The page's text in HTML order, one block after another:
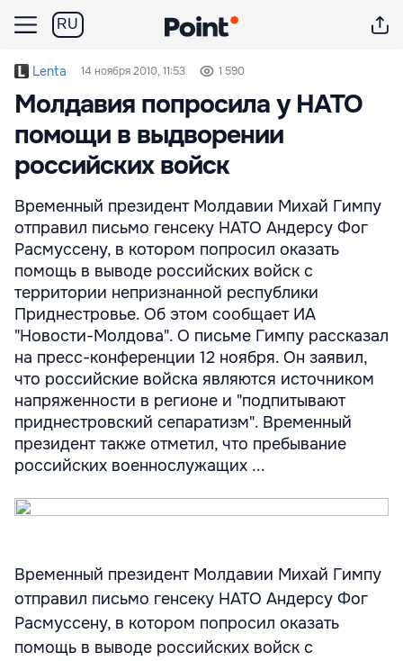
RU
Lenta 14 ноября 2010, 11:53 1 590
Молдавия попросила у НАТО
помощи в выдворении
российских войск
Временный президент Молдавии Михай Гимпу
отправил письмо генсеку НАТО Андерсу Фог
Расмуссену, в котором попросил оказать
помощь в выводе российских войск с
территории непризнанной республики
Приднестровье. Об этом сообщает ИА
"Новости-Молдова". О письме Гимпу рассказал
на пресс-конференции 12 ноября. Он заявил,
что российские войска являются источником
напряженности в регионе и "подпитывают
приднестровский сепаратизм". Временный
президент также отметил, что пребывание
российских военнослужащих ...
Временный президент Молдавии Михай Гимпу
отправил письмо генсеку НАТО Андерсу Фог
Расмуссену, в котором попросил оказать
помощь в выводе российских войск с